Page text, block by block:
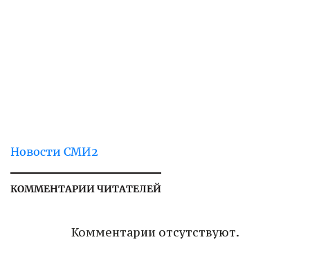
Новости СМИ2
КОММЕНТАРИИ ЧИТАТЕЛЕЙ
Комментарии отсутствуют.